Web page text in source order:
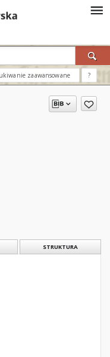
zaawansowane ?
STRUKTURA